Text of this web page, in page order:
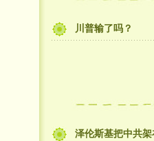
川普输了吗？
泽伦斯基把中共